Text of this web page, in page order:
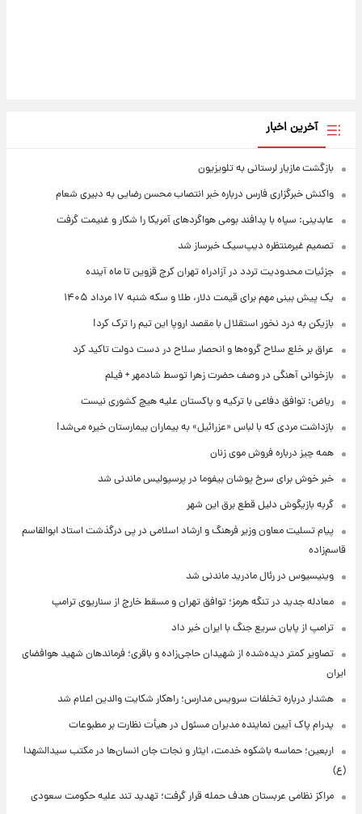
آخرین اخبار
بازگشت مازیار لرستانی به تلویزیون
واکنش خبرگزاری فارس درباره خبر انتصاب محسن رضایی به دبیری شعام
عابدینی: سپاه با پدافند بومی هواگردهای آمریکا را شکار و غنیمت گرفت
تصمیم غیرمنتظره دیپ‌سیک خبرساز شد
جزئیات محدودیت تردد در آزادراه تهران کرج قزوین تا ماه آینده
یک پیش ‌بینی مهم برای قیمت دلار، طلا و سکه شنبه ۱۷ مرداد ۱۴۰۵
بازیکن به درد نخور استقلال با مقصد اروپا این تیم را ترک کرد!
عراق بر خلع سلاح گروه‌ها و انحصار سلاح در دست دولت تاکید کرد
بازخوانی آهنگی در وصف حضرت زهرا توسط شادمهر + فیلم
ریاض: توافق دفاعی با ترکیه و پاکستان علیه هیچ کشوری نیست
بازداشت مردی که با لباس «عزرائیل» به بیماران بیمارستان خیره می‌شد!
همه چیز درباره فروش موی زنان
خبر خوش برای سرخ پوشان بیفوما در پرسپولیس ماندنی شد
گربه بازیگوش دلیل قطع برق این شهر
پیام تسلیت معاون وزیر فرهنگ و ارشاد اسلامی در پی درگذشت استاد ابوالقاسم
قاسم‌زاده
وینیسیوس در رئال مادرید ماندنی شد
معادله جدید در تنگه هرمز؛ توافق تهران و مسقط خارج از سناریوی ترامپ
ترامپ از پایان سریع جنگ با ایران خبر داد
تصاویر کمتر دیده‌شده از شهیدان حاجی‌زاده و باقری؛ فرماندهان شهید هوافضای
ایران
هشدار درباره تخلفات سرویس مدارس؛ راهکار شکایت والدین اعلام شد
پدرام پاک آیین نماینده مدیران مسئول در هیأت نظارت بر مطبوعات
اربعین؛ حماسه باشکوه خدمت، ایثار و نجات جان انسان‌ها در مکتب سیدالشهدا
(ع)
مراکز نظامی عربستان هدف حمله قرار گرفت؛ تهدید تند علیه حکومت سعودی